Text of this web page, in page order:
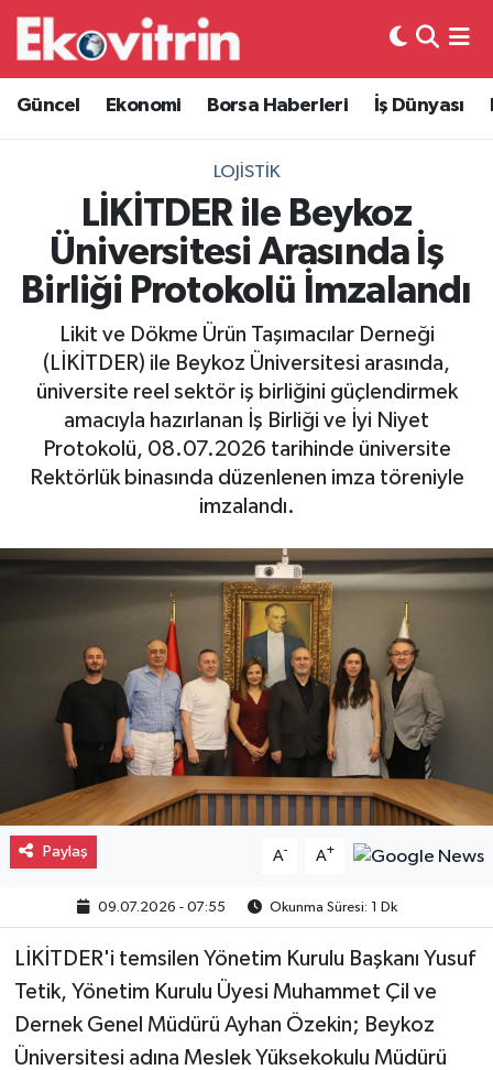
Güncel Ekonomi Borsa Haberleri İş Dünyası
LOJISTIK
LİKİTDER ile Beykoz
Üniversitesi Arasında İş
Birliği Protokolü İmzalandı
Likit ve Dökme Ürün Taşımacılar Derneği
(LİKİTDER) ile Beykoz Üniversitesi arasında,
üniversite reel sektör iş birliğini güçlendirmek
amacıyla hazırlanan İş Birliği ve İyi Niyet
Protokolü, 08.07.2026 tarihinde üniversite
Rektörlük binasında düzenlenen imza töreniyle
imzalandı.
Paylaş A- A+
09.07.2026 - 07:55 Okunma Süresi: 1 Dk
LİKİTDER'i temsilen Yönetim Kurulu Başkanı Yusuf
Tetik, Yönetim Kurulu Üyesi Muhammet Çil ve
Dernek Genel Müdürü Ayhan Özekin; Beykoz
Üniversitesi adına Meslek Yüksekokulu Müdürü
Güncel
Ekonomi
Borsa Haberleri
İş Dünyası
Lojistik
Otovitrin
Asayiş
Magazin
Eğitim
Hava Durumu
Trafik Durumu
Süper Lig Puan Durumu ve Fikstür
Tüm Manşetler
Son Dakika Haberleri
Haber Arşivi